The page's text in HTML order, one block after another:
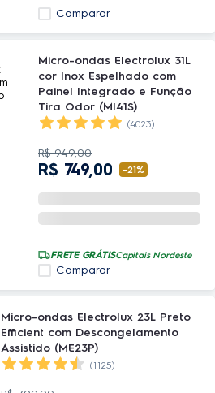
Comparar
Micro-ondas Electrolux 31L
cor Inox Espelhado com
Painel Integrado e Função
Tira Odor (MI41S)
(4023)
R$ 949,00
R$ 749,00 -21%
FRETE GRÁTISCapitais Nordeste
Comparar
Micro-ondas Electrolux 23L Preto
Efficient com Descongelamento
Assistido (ME23P)
(1125)